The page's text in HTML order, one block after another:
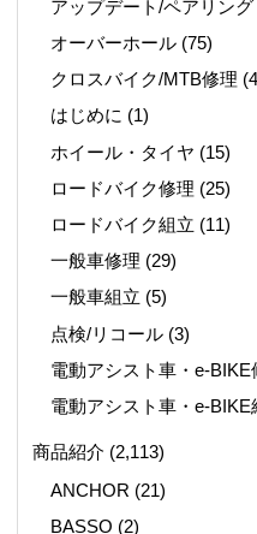
アップデート/ペアリング
オーバーホール (75)
クロスバイク/MTB修理
はじめに (1)
ホイール・タイヤ (15)
ロードバイク修理 (25)
ロードバイク組立 (11)
一般車修理 (29)
一般車組立 (5)
点検/リコール (3)
電動アシスト車・e-BIKE
電動アシスト車・e-BIKE
商品紹介 (2,113)
ANCHOR (21)
BASSO (2)